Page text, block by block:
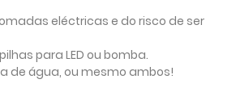
eléctricas e do risco de ser
para LED ou bomba.
de água, ou mesmo ambos!